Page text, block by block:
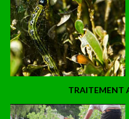
TRAITEMENT